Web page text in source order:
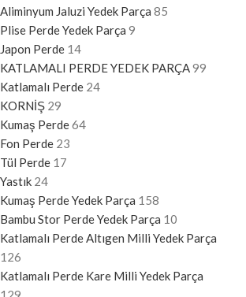
Aliminyum Jaluzi Yedek Parça 85
Plise Perde Yedek Parça 9
Japon Perde 14
KATLAMALI PERDE YEDEK PARÇA99
Katlamalı Perde 24
KORNİŞ 29
Kumaş Perde64
Fon Perde 23
Tül Perde 17
Yastık 24
Kumaş Perde Yedek Parça 158
Bambu Stor Perde Yedek Parça 10
Katlamalı Perde Altıgen Milli Yedek Parça
126
Katlamalı Perde Kare Milli Yedek Parça